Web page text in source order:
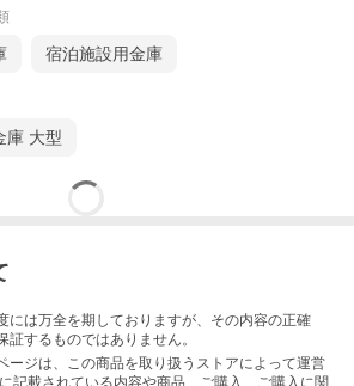
宿泊施設用金庫
庫 大型
には万全を期しておりますが、その内容の正確
するものではありません。
ージは、この商品を取り扱うストアによって運営